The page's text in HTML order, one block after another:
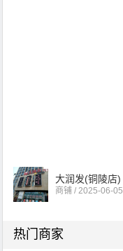
大润发(铜陵店)
商铺 / 2025-06-05
热门商家